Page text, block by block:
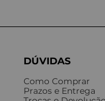
DÚVIDAS
Como Comprar
Prazos e Entrega